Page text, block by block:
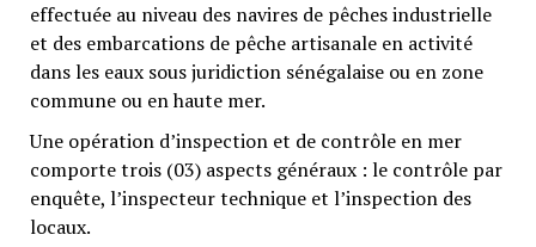
effectuée au niveau des navires de pêches industrielle
et des embarcations de pêche artisanale en activité
dans les eaux sous juridiction sénégalaise ou en zone
commune ou en haute mer.
Une opération d’inspection et de contrôle en mer
comporte trois (03) aspects généraux : le contrôle par
enquête, l’inspecteur technique et l’inspection des
locaux.